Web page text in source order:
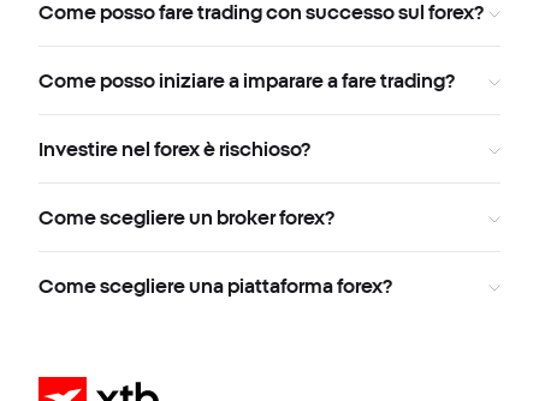
Come posso fare trading con successo sul forex?
Come posso iniziare a imparare a fare trading?
Investire nel forex è rischioso?
Come scegliere un broker forex?
Come scegliere una piattaforma forex?